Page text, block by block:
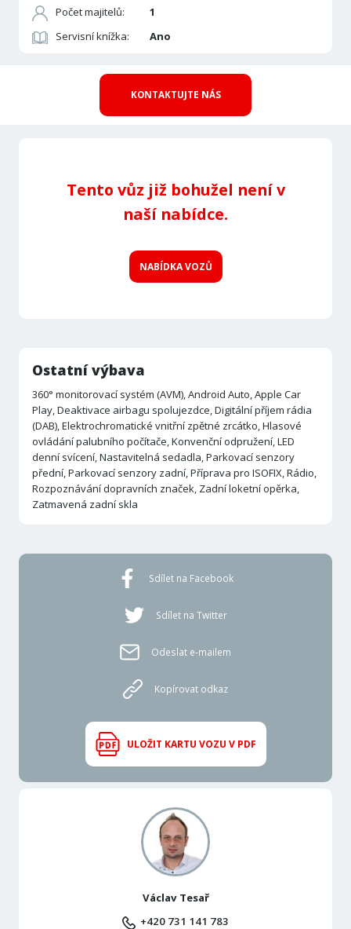
Počet majitelů:
1
Servisní knížka:
Ano
KONTAKTUJTE NÁS
Tento vůz již bohužel není v
naší nabídce.
NABÍDKA VOZŮ
Ostatní výbava
360° monitorovací systém (AVM), Android Auto, Apple Car
Play, Deaktivace airbagu spolujezdce, Digitální příjem rádia
(DAB), Elektrochromatické vnitřní zpětné zrcátko, Hlasové
ovládání palubního počítače, Konvenční odpružení, LED
denní svícení, Nastavitelná sedadla, Parkovací senzory
přední, Parkovací senzory zadní, Příprava pro ISOFIX, Rádio,
Rozpoznávání dopravních značek, Zadní loketní opěrka,
Zatmavená zadní skla
Sdílet na Facebook
Sdílet na Twitter
Odeslat e-mailem
Kopírovat odkaz
ULOŽIT KARTU VOZU V PDF
Václav Tesař
+420 731 141 783